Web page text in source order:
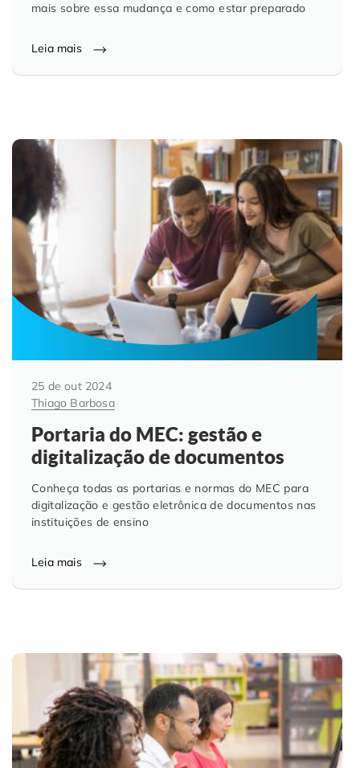
mais sobre essa mudança e como estar preparado
Leia mais
25 de out 2024
Thiago Barbosa
Portaria do MEC: gestão e
digitalização de documentos
Conheça todas as portarias e normas do MEC para
digitalização e gestão eletrônica de documentos nas
instituições de ensino
Leia mais